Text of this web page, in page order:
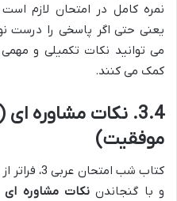
نمره کامل در امتحان لازم
یعنی حتی اگر پاسخی را درست
می توانید نکات تکمیلی و
کمک می کنند.
3.4. نکات مشاوره ای
موفقیت)
کتاب شب
و با گنجاندننکات مشاوره ای